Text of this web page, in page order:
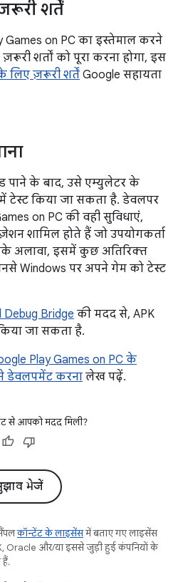
शर्तें
Games on PC का इस्तेमाल करने
शर्तों को पूरा करना होगा, इस
लिए ज़रूरी शर्तें Google सहायता
पाने के बाद, उसे एम्युलेटर के
टेस्ट किया जा सकता है. डेवलपर
on PC की वही सुविधाएं,
शामिल होते हैं जो उपयोगकर्ता
अलावा, इसमें कुछ अतिरिक्त
Windows पर अपने गेम को टेस्ट
Debug Bridge की मदद से, APK
जा सकता है.
Play Games on PC के
डेवलपमेंट करना लेख पढ़ें.
से आपको मदद मिली?
भेजें
कॉन्टेंट के लाइसेंसमें बताए गए लाइसेंस
Oracle और/या इससे जुड़ी हुई कंपनियों के
हैं.